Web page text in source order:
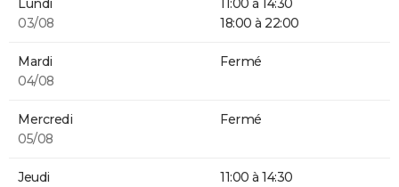
Lundi
03/08
11:00 à 14:30
18:00 à 22:00
Mardi
04/08
Fermé
Mercredi
05/08
Fermé
Jeudi
11:00 à 14:30